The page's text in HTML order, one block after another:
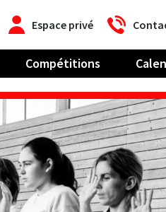
Espace privé
Compétitions